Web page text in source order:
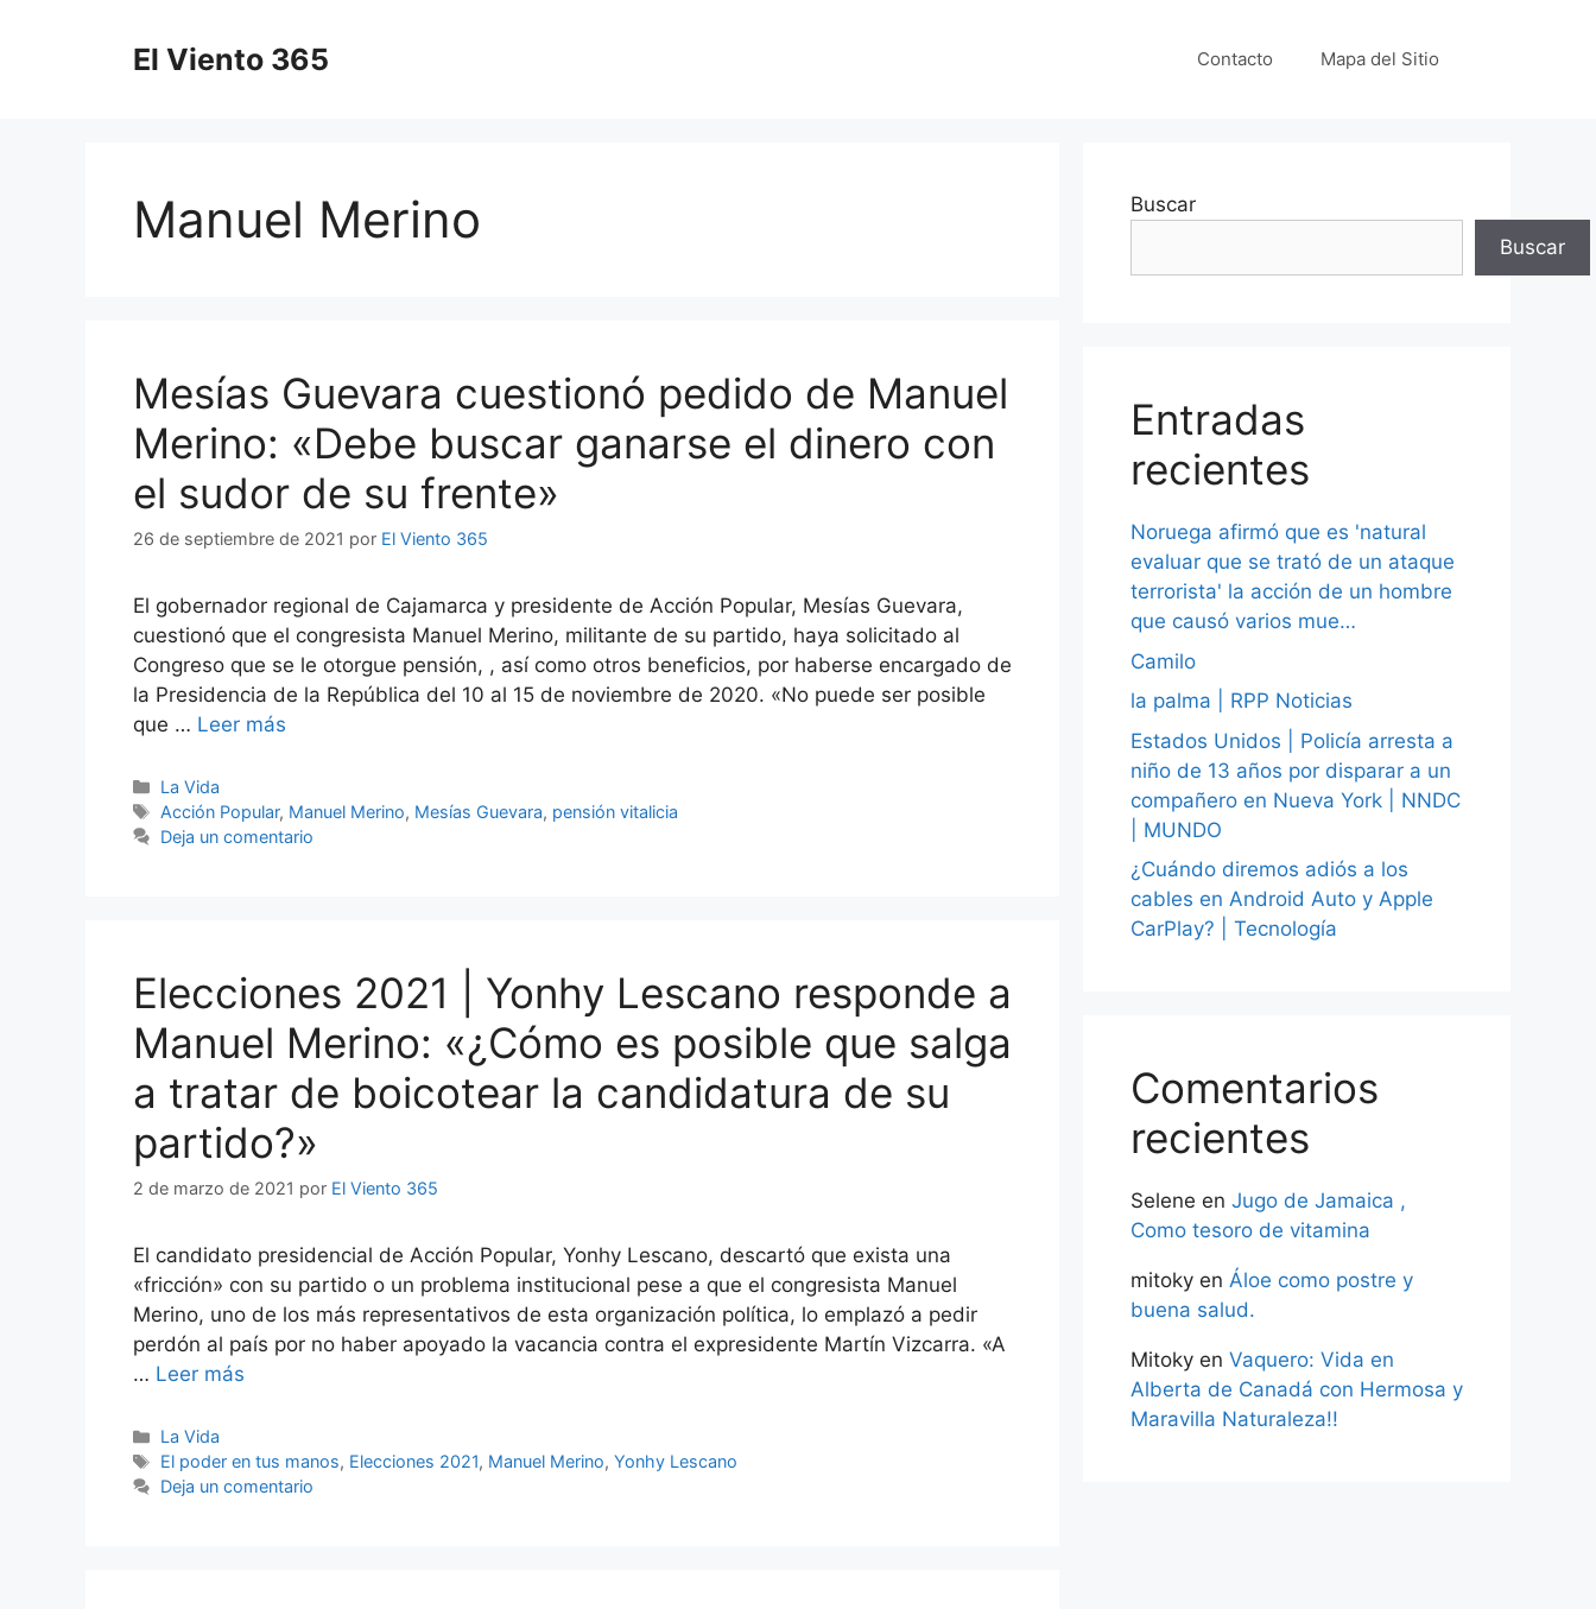
El Viento 365 Contacto Mapa del Sitio
Manuel Merino
Mesías Guevara cuestionó pedido de Manuel
Merino: «Debe buscar ganarse el dinero con
el sudor de su frente»
26 de septiembre de 2021 por El Viento 365
El gobernador regional de Cajamarca y presidente de Acción Popular, Mesías Guevara,
cuestionó que el congresista Manuel Merino, militante de su partido, haya solicitado al
Congreso que se le otorgue pensión, , así como otros beneficios, por haberse encargado de
la Presidencia de la República del 10 al 15 de noviembre de 2020. «No puede ser posible
que … Leer más
Categorías
La Vida
Etiquetas
Acción Popular, Manuel Merino, Mesías Guevara, pensión vitalicia
Deja un comentario
Elecciones 2021 | Yonhy Lescano responde a
Manuel Merino: «¿Cómo es posible que salga
a tratar de boicotear la candidatura de su
partido?»
2 de marzo de 2021 por El Viento 365
El candidato presidencial de Acción Popular, Yonhy Lescano, descartó que exista una
«fricción» con su partido o un problema institucional pese a que el congresista Manuel
Merino, uno de los más representativos de esta organización política, lo emplazó a pedir
perdón al país por no haber apoyado la vacancia contra el expresidente Martín Vizcarra. «A
… Leer más
Categorías
La Vida
Etiquetas
El poder en tus manos, Elecciones 2021, Manuel Merino,Yonhy Lescano
Deja un comentario
Buscar
Buscar
Entradas
recientes
Noruega afirmó que es 'natural
evaluar que se trató de un ataque
terrorista' la acción de un hombre
que causó varios mue…
Camilo
la palma | RPP Noticias
Estados Unidos | Policía arresta a
niño de 13 años por disparar a un
compañero en Nueva York | NNDC
| MUNDO
¿Cuándo diremos adiós a los
cables en Android Auto y Apple
CarPlay? | Tecnología
Comentarios
recientes
Selene en Jugo de Jamaica ,
Como tesoro de vitamina
mitoky en Áloe como postre y
buena salud.
Mitoky en Vaquero: Vida en
Alberta de Canadá con Hermosa y
Maravilla Naturaleza!!